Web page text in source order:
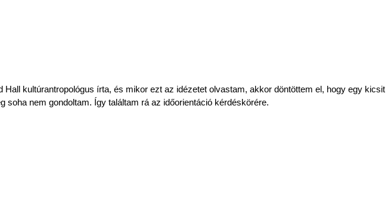
kultúrantropológus írta, és mikor ezt az idézetet olvastam, akkor döntöttem el, hogy egy kicsit
nem gondoltam. Így találtam rá az időorientáció kérdéskörére.